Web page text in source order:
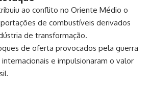
ao conflito no Oriente Médio o
de combustíveis derivados
de transformação.
de oferta provocados pela guerra
e impulsionaram o valor